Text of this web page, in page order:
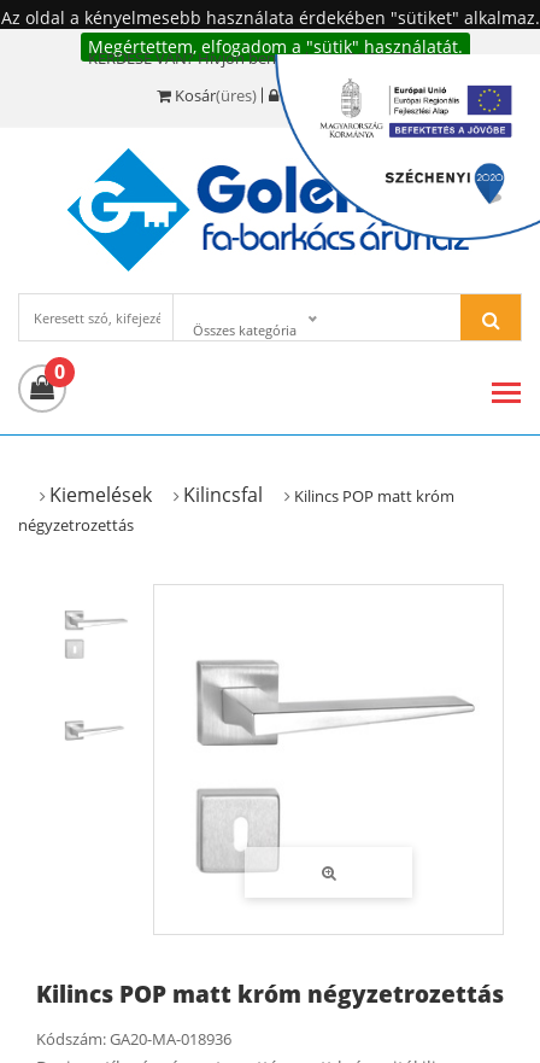
Az oldal a kényelmesebb használata érdekében "sütiket" alkalmaz.
Megértettem, elfogadom a "sütik" használatát.
KÉRDÉSE VAN? Hívjon bennünket!:+36 20 977-6494
Kosár(üres) Bejelentkezés
Összes kategória
0
Kiemelések Kilincsfal
Kilincs POP matt króm
négyzetrozettás
Kilincs POP matt króm négyzetrozettás
Kódszám:GA20-MA-018936